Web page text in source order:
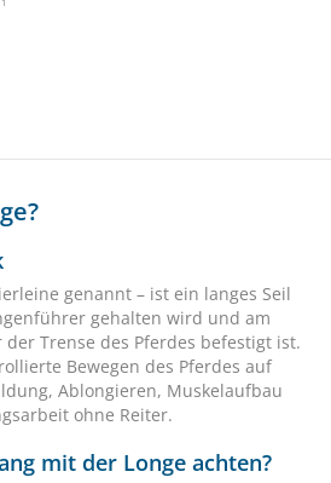
genannt – ist ein langes Seil
gehalten wird und am
Trense des Pferdes befestigt ist.
Bewegen des Pferdes auf
Ablongieren, Muskelaufbau
ohne Reiter.
mit der Longe achten?